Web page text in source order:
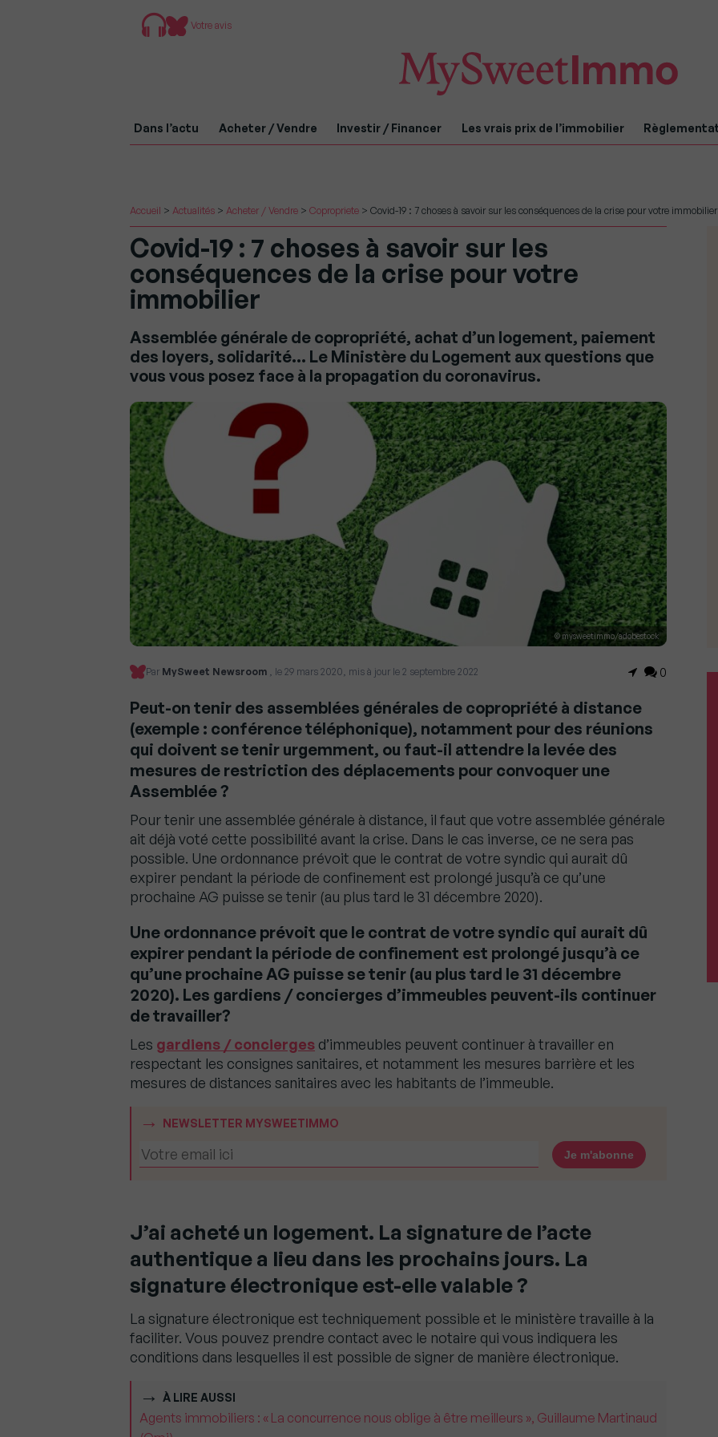
Votre avis
Dans l’actu Acheter / Vendre Investir / Financer Les vrais prix de l’immobilier
Accueil > Actualités > Acheter / Vendre > Copropriete > Covid-19 : 7 choses à savoir sur les conséquences de la crise pour votre immobilier
Covid-19 : 7 choses à savoir sur les
conséquences de la crise pour votre
immobilier
Assemblée générale de copropriété, achat d’un logement, paiement
des loyers, solidarité… Le Ministère du Logement aux questions que
vous vous posez face à la propagation du coronavirus.
© mysweetimmo/adobestock
Par MySweet Newsroom , le 29 mars 2020, mis à jour le 2 septembre 2022 0
Peut-on tenir des assemblées générales de copropriété à distance
(exemple : conférence téléphonique), notamment pour des réunions
qui doivent se tenir urgemment, ou faut-il attendre la levée des
mesures de restriction des déplacements pour convoquer une
Assemblée ?
Pour tenir une assemblée générale à distance, il faut que votre assemblée générale
ait déjà voté cette possibilité avant la crise. Dans le cas inverse, ce ne sera pas
possible. Une ordonnance prévoit que le contrat de votre syndic qui aurait dû
expirer pendant la période de confinement est prolongé jusqu’à ce qu’une
prochaine AG puisse se tenir (au plus tard le 31 décembre 2020).
Une ordonnance prévoit que le contrat de votre syndic qui aurait dû
expirer pendant la période de confinement est prolongé jusqu’à ce
qu’une prochaine AG puisse se tenir (au plus tard le 31 décembre
2020). Les gardiens / concierges d’immeubles peuvent-ils continuer
de travailler?
Les gardiens / concierges d’immeubles peuvent continuer à travailler en
respectant les consignes sanitaires, et notamment les mesures barrière et les
mesures de distances sanitaires avec les habitants de l’immeuble.
NEWSLETTER MYSWEETIMMO
J’ai acheté un logement. La signature de l’acte
authentique a lieu dans les prochains jours. La
signature électronique est-elle valable ?
La signature électronique est techniquement possible et le ministère travaille à la
faciliter. Vous pouvez prendre contact avec le notaire qui vous indiquera les
conditions dans lesquelles il est possible de signer de manière électronique.
À LIRE AUSSI
Agents immobiliers : « La concurrence nous oblige à être meilleurs », Guillaume Martinaud